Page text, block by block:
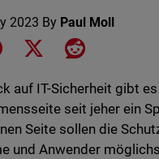
2023 By Paul Moll
on LinkedIn
Share on Facebook
Share on XShare on
auf IT-Sicherheit gibt
seit jeher ein
Seite sollen die
und Anwender